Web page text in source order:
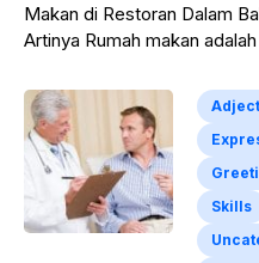
Makan di Restoran Dalam
Artinya Rumah makan
Skills